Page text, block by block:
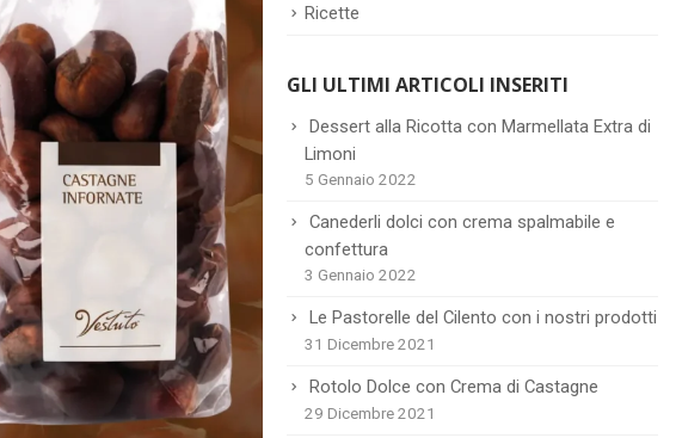
Ricette
GLI ULTIMI ARTICOLI INSERITI
Dessert alla Ricotta con Marmellata Extra di
Limoni
5 Gennaio 2022
Canederli dolci con crema spalmabile e
confettura
3 Gennaio 2022
Le Pastorelle del Cilento con i nostri prodotti
31 Dicembre 2021
Rotolo Dolce con Crema di Castagne
29 Dicembre 2021